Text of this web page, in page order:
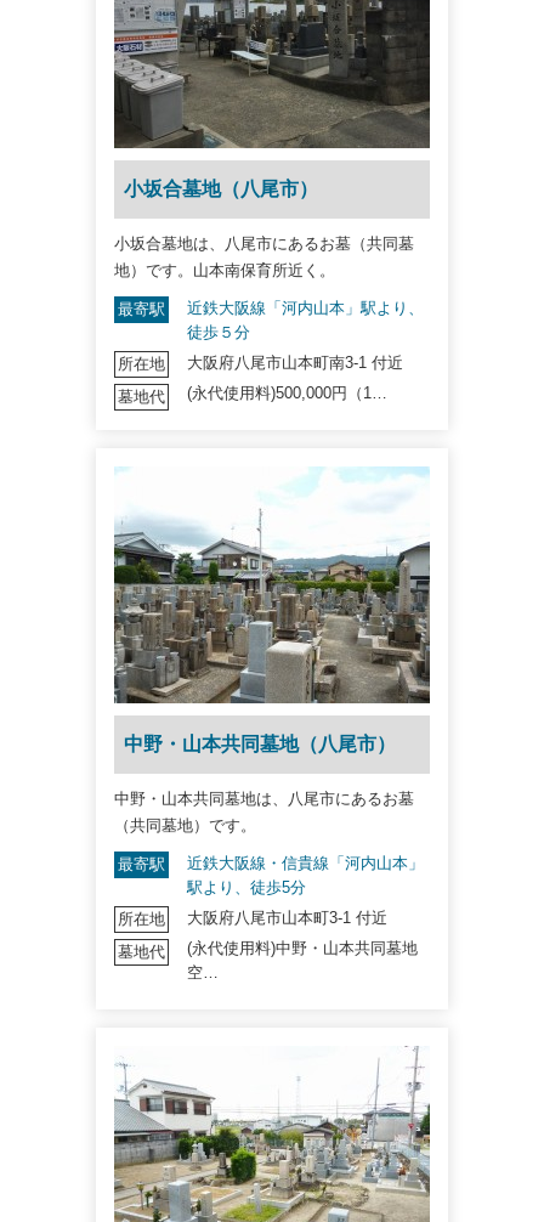
小坂合墓地（八尾市）
小坂合墓地は、八尾市にあるお墓（共同墓
地）です。山本南保育所近く。
最寄駅
近鉄大阪線「河内山本」駅より、
徒歩５分
所在地
大阪府八尾市山本町南3-1 付近
墓地代
(永代使用料)500,000円（1…
中野・山本共同墓地（八尾市）
中野・山本共同墓地は、八尾市にあるお墓
（共同墓地）です。
最寄駅
近鉄大阪線・信貴線「河内山本」
駅より、徒歩5分
所在地
大阪府八尾市山本町3-1 付近
墓地代
(永代使用料)中野・山本共同墓地
空…